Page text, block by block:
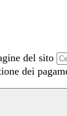
del sito
dei